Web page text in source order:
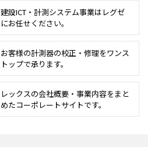
建設ICT・計測システム事業は レグゼ
にお任せください。
お客様の計測器の校正・修理をワンス
トップで承ります。
レックスの会社概要・事業内容をまと
めたコーポレートサイトです。